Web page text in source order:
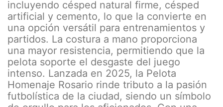
incluyendo césped natural firme, césped
artificial y cemento, lo que la convierte en
una opción versátil para entrenamientos y
partidos. La costura a mano proporciona
una mayor resistencia, permitiendo que la
pelota soporte el desgaste del juego
intenso. Lanzada en 2025, la Pelota
Homenaje Rosario rinde tributo a la pasión
futbolística de la ciudad, siendo un símbolo